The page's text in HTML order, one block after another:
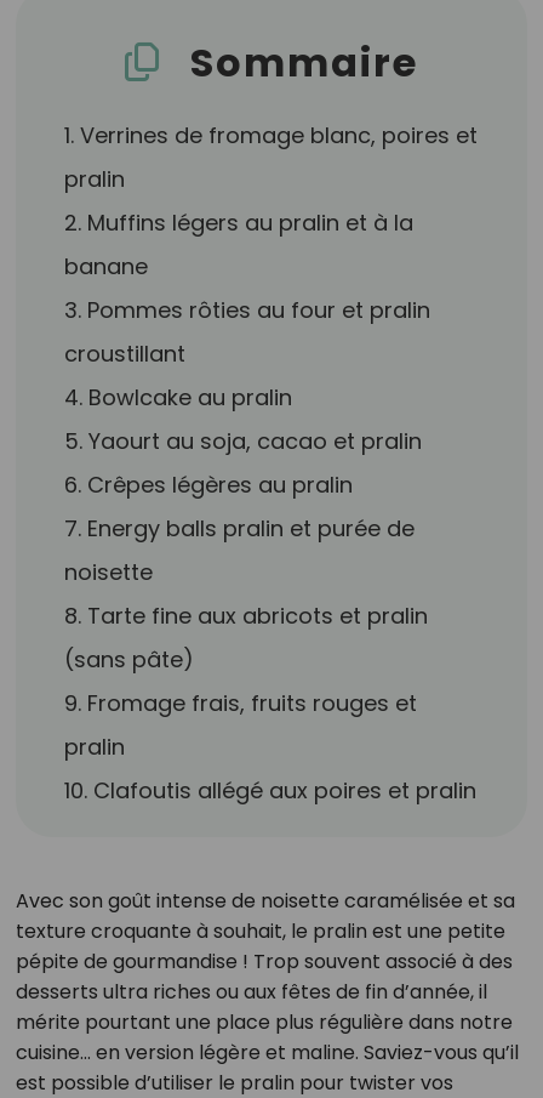
Sommaire
1. Verrines de fromage blanc, poires et
pralin
2. Muffins légers au pralin et à la
banane
3. Pommes rôties au four et pralin
croustillant
4. Bowlcake au pralin
5. Yaourt au soja, cacao et pralin
6. Crêpes légères au pralin
7. Energy balls pralin et purée de
noisette
8. Tarte fine aux abricots et pralin
(sans pâte)
9. Fromage frais, fruits rouges et
pralin
10. Clafoutis allégé aux poires et pralin
Avec son goût intense de noisette caramélisée et sa
texture croquante à souhait, le pralin est une petite
pépite de gourmandise ! Trop souvent associé à des
desserts ultra riches ou aux fêtes de fin d’année, il
mérite pourtant une place plus régulière dans notre
cuisine... en version légère et maline. Saviez-vous qu’il
est possible d’utiliser le pralin pour twister vos